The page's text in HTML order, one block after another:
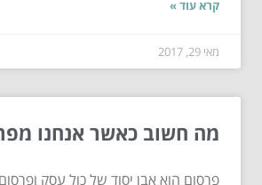
קרא עוד »
מאי 29, 2017
מה חשוב כאשר אנחנו
פרסום הוא אבן יסוד של כול עסק